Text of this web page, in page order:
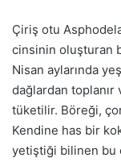
Çiriş otu
cinsinin oluşturan
Nisan aylarında
dağlardan toplanır
tüketilir. Böreği,
Kendine has bir
yetiştiği bilinen bu